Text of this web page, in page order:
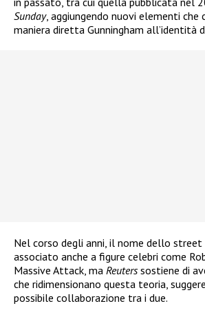
Sunday, aggiungendo nuovi elementi che
maniera diretta Gunningham all’identità
Nel corso degli anni, il nome dello
associato anche a figure celebri come
Massive Attack, ma Reuterssostiene di
che ridimensionano questa teoria,
possibile collaborazione tra i due.